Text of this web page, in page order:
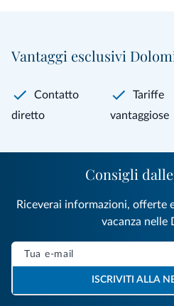
Vantaggi esclusivi
Contatto
diretto
Tariffe
vantaggiose
Consigli
Riceverai informazioni, offerte
vacanza nelle
ISCRIVITI ALLA